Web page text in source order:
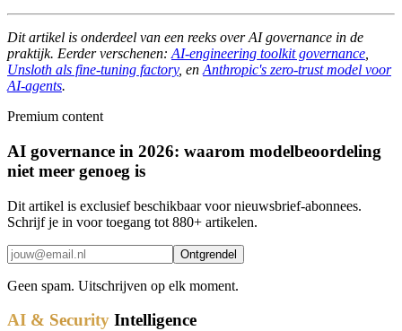
Dit artikel is onderdeel van een reeks over AI governance in de
praktijk. Eerder verschenen: AI-engineering toolkit governance
Unsloth als fine-tuning factory, en Anthropic's zero-trust model voor
AI-agents.
Premium content
AI governance in 2026: waarom modelbeoordeling
niet meer genoeg is
Dit artikel is exclusief beschikbaar voor nieuwsbrief-abonnees.
Schrijf je in voor toegang tot 880+ artikelen.
Ontgrendel
Geen spam. Uitschrijven op elk moment.
AI & Security Intelligence